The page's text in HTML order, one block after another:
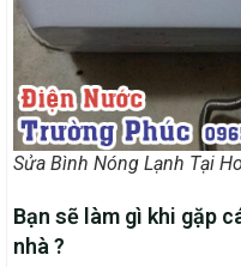
Sửa Bình Nóng Lạnh Tại
Bạn sẽ làm gì khi gặp
nhà ?